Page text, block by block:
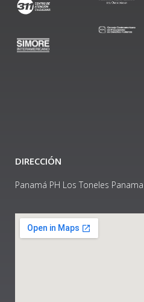
DIRECCIÓN
Panamá PH Los Toneles